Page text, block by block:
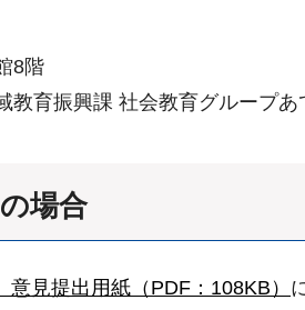
8階
教育振興課 社会教育グループあ
場合
意見提出用紙（PDF：108KB）